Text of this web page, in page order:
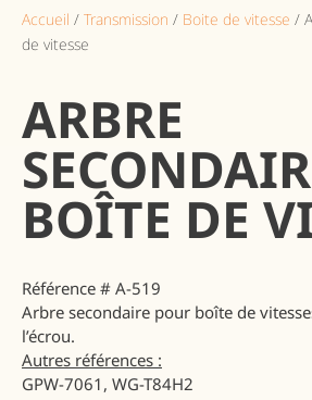
Accueil / Transmission / Boite de vitesse /
de vitesse
ARBRE
BOÎTE DE
Référence # A-519
Arbre secondaire pour boîte de
l’écrou.
Autres références :
GPW-7061, WG-T84H2